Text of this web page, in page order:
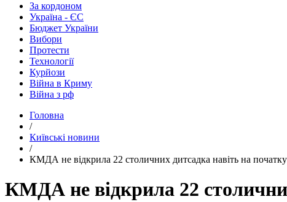
За кордоном
Україна - ЄС
Бюджет України
Вибори
Протести
Технології
Курйози
Війна в Криму
Війна з рф
Головна
/
Київські новини
/
КМДА не відкрила 22 столичних дитсадка навіть на
КМДА не відкрила 22